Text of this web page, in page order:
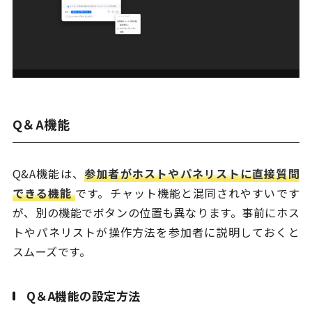
Q＆A機能
Q&A機能は、 参加者がホストやパネリストに直接質問
できる機能 です。チャット機能と混同されやすいです
が、別の機能でボタンの位置も異なります。事前にホス
トやパネリストが操作方法を参加者に説明しておくと
スムーズです。
Q＆A機能の設定方法